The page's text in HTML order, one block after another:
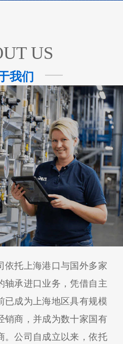
US
我们
依托上海港口与国外多家
轴承进口业务，凭借自主
已成为上海地区具有规模
销商，并成为数十家国有
。公司自成立以来，依托